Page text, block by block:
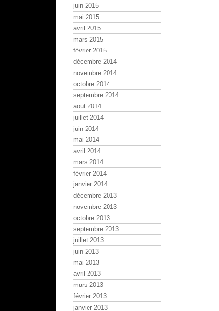
juin 2015
mai 2015
avril 2015
mars 2015
février 2015
décembre 2014
novembre 2014
octobre 2014
septembre 2014
août 2014
juillet 2014
juin 2014
mai 2014
avril 2014
mars 2014
février 2014
janvier 2014
décembre 2013
novembre 2013
octobre 2013
septembre 2013
juillet 2013
juin 2013
mai 2013
avril 2013
mars 2013
février 2013
janvier 2013